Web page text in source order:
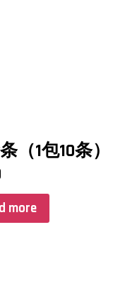
（1包10条）
more